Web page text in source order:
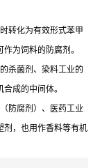
转化为有效形式苯甲
为饲料的防腐剂。
杀菌剂、染料工业的
成的中间体。
防腐剂）、医药工业
剂，也用作香料等有机